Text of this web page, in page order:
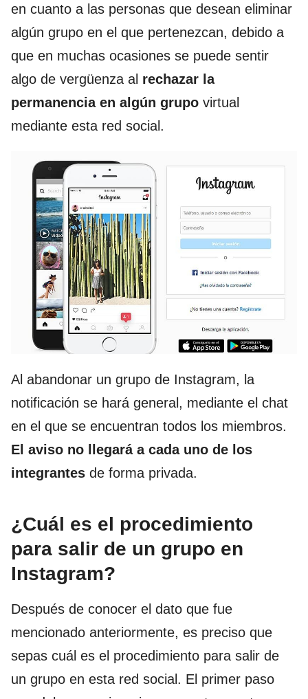
en cuanto a las personas que desean eliminar
algún grupo en el que pertenezcan, debido a
que en muchas ocasiones se puede sentir
algo de vergüenza al rechazar la
permanencia en algún grupo virtual
mediante esta red social.
Al abandonar un grupo de Instagram, la
notificación se hará general, mediante el chat
en el que se encuentran todos los miembros.
El aviso no llegará a cada uno de los
integrantes de forma privada.
¿Cuál es el procedimiento
para salir de un grupo en
Instagram?
Después de conocer el dato que fue
mencionado anteriormente, es preciso que
sepas cuál es el procedimiento para salir de
un grupo en esta red social. El primer paso